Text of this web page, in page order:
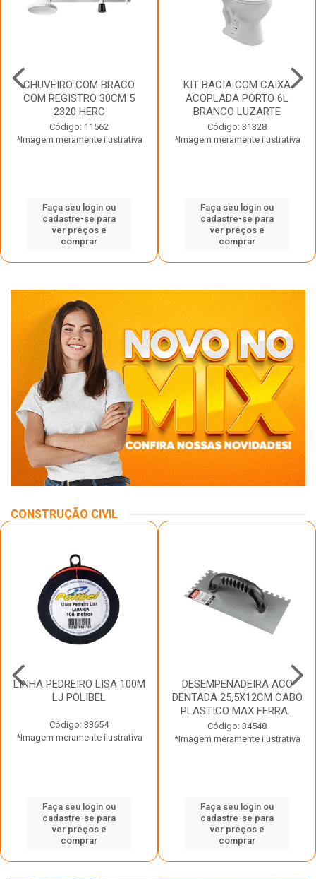
CHUVEIRO COM BRACO
COM REGISTRO 30CM 5
2320 HERC
Código: 11562
*Imagem meramente ilustrativa
Faça seu login ou
cadastre-se para
ver preços e
comprar
KIT BACIA COM CAIXA
ACOPLADA PORTO 6L
BRANCO LUZARTE
Código: 31328
*Imagem meramente ilustrativa
Faça seu login ou
cadastre-se para
ver preços e
comprar
CONSTRUÇÃO CIVIL
LINHA PEDREIRO LISA 100M
LJ POLIBEL
Código: 33654
*Imagem meramente ilustrativa
Faça seu login ou
cadastre-se para
ver preços e
comprar
DESEMPENADEIRA ACO
DENTADA 25,5X12CM CABO
PLASTICO MAX FERRA...
Código: 34548
*Imagem meramente ilustrativa
Faça seu login ou
cadastre-se para
ver preços e
comprar